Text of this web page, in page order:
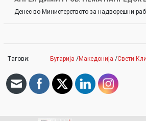
Денес во Министерството за надворешни
Тагови: Бугарија /Македонија /Свети